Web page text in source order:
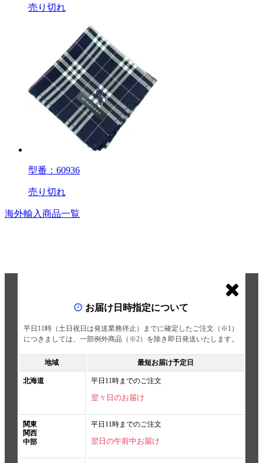
売り切れ
型番：60936
売り切れ
海外輸入商品一覧
お届け日時指定について
平日11時（土日祝日は発送業務停止）までに確定したご注文（※1）
につきましては、一部例外商品（※2）を除き即日発送いたします。
地域 最短お届け予定日
北海道 平日11時までのご注文
翌々日のお届け
関東
関西
中部
平日11時までのご注文
翌日の午前中お届け